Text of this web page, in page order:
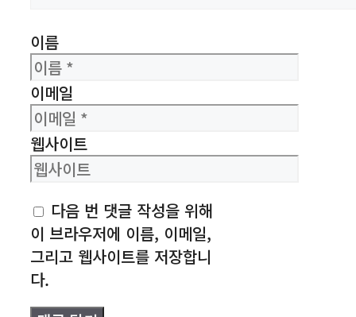
이름
이메일
웹사이트
다음 번 댓글 작성을 위해
이 브라우저에 이름, 이메일,
그리고 웹사이트를 저장합니
다.